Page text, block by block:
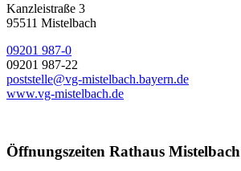
Kanzleistraße 3
95511 Mistelbach
09201 987-0
09201 987-22
poststelle@vg-mistelbach.bayern.de
www.vg-mistelbach.de
Öffnungszeiten Rathaus Mistelbach